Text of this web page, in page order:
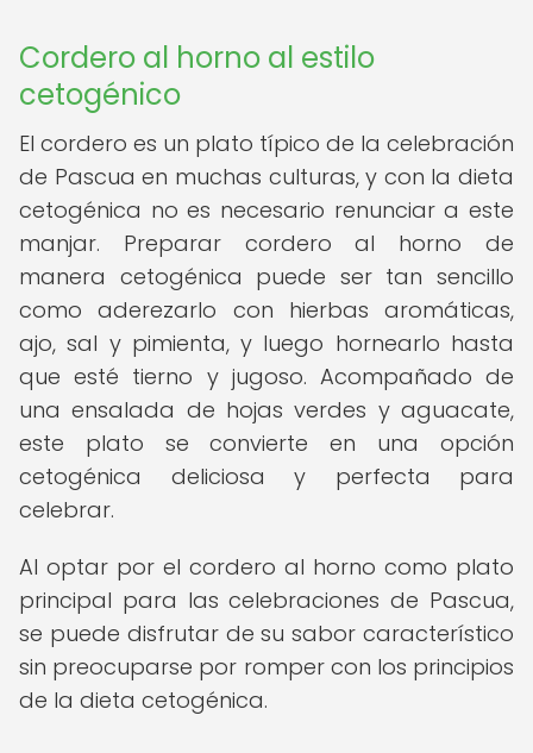
Cordero al horno al estilo
cetogénico
El cordero es un plato típico de la celebración
de Pascua en muchas culturas, y con la dieta
cetogénica no es necesario renunciar a este
manjar. Preparar cordero al horno de
manera cetogénica puede ser tan sencillo
como aderezarlo con hierbas aromáticas,
ajo, sal y pimienta, y luego hornearlo hasta
que esté tierno y jugoso. Acompañado de
una ensalada de hojas verdes y aguacate,
este plato se convierte en una opción
cetogénica deliciosa y perfecta para
celebrar.
Al optar por el cordero al horno como plato
principal para las celebraciones de Pascua,
se puede disfrutar de su sabor característico
sin preocuparse por romper con los principios
de la dieta cetogénica.